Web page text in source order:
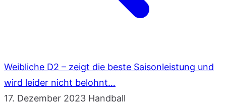
Weibliche D2 – zeigt die beste Saisonleistung und
wird leider nicht belohnt…
17. Dezember 2023 Handball